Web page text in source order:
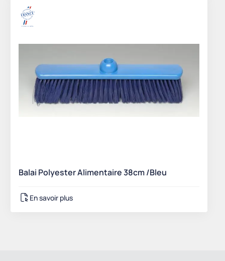
Balai Polyester Alimentaire 38cm /Bleu
En savoir plus